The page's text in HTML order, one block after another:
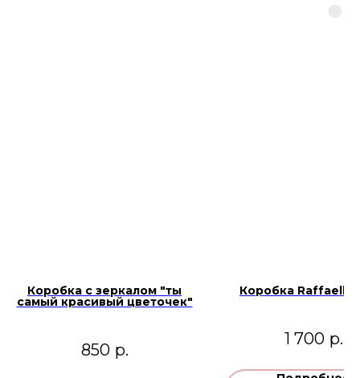
Коробка с зеркалом "ты
самый красивый цветочек"
850 р.
Коробка Raffaello
1 700 р.